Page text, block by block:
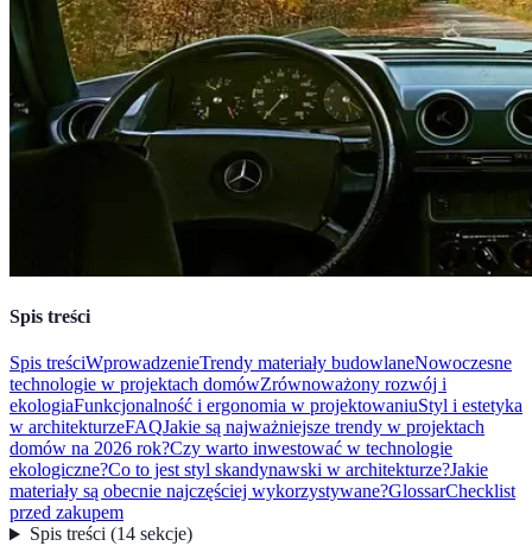
Spis treści
Spis treściWprowadzenieTrendy materiały budowlaneNowoczesne
technologie w projektach domówZrównoważony rozwój i
ekologiaFunkcjonalność i ergonomia w projektowaniuStyl i estetyka
w architekturzeFAQJakie są najważniejsze trendy w projektach
domów na 2026 rok?Czy warto inwestować w technologie
ekologiczne?Co to jest styl skandynawski w architekturze?Jakie
materiały są obecnie najczęściej wykorzystywane?GlossarChecklist
przed zakupem
Spis treści(14 sekcje)